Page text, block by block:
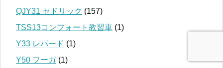
QJY31 セドリック (157)
TSS13コンフォート教習車 (1)
Y33 レパード (1)
Y50 フーガ(1)